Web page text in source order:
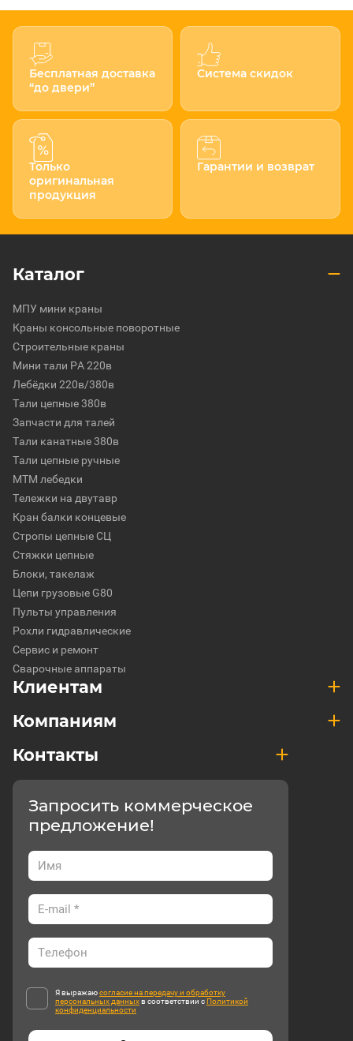
Бесплатная доставка
“до двери”
Система скидок
Только
оригинальная
продукция
Гарантии и возврат
Каталог
МПУ мини краны
Краны консольные поворотные
Строительные краны
Мини тали РА 220в
Лебёдки 220в/380в
Тали цепные 380в
Запчасти для талей
Тали канатные 380в
Тали цепные ручные
МТМ лебедки
Тележки на двутавр
Кран балки концевые
Стропы цепные СЦ
Стяжки цепные
Блоки, такелаж
Цепи грузовые G80
Пульты управления
Рохли гидравлические
Сервис и ремонт
Сварочные аппараты
Клиентам
Компаниям
Контакты
Запросить коммерческое
предложение!
Я выражаюсогласие на передачу и обработку
персональных данныхв соответствии с Политикой
конфиденциальности